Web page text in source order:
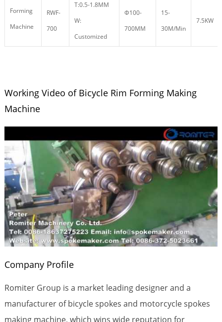
Forming
Machine
RWF-
700
T:0.5-1.8MM
W:
Customized
Φ100-
700MM
15-
30M/Min
7.5KW
Working Video of Bicycle Rim Forming Making
Machine
Company Profile
Romiter Group is a market leading designer and a
manufacturer of bicycle spokes and motorcycle spokes
making machine, which wins wide reputation for